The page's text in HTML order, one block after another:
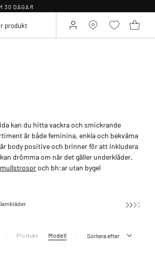
30 DAGAR
kan du hitta vackra och smickrande
är både feminina, enkla och bekväma
body positive och brinner för att inkludera
drömma om när det gäller underkläder.
och bh:ar utan bygel
Produkt Modell Sortera efter